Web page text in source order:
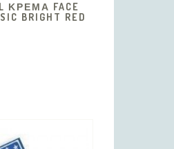
ΚΡΈΜΑ FACE
BRIGHT RED